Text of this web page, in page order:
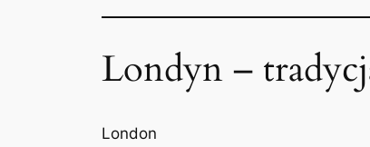
Londyn –
London